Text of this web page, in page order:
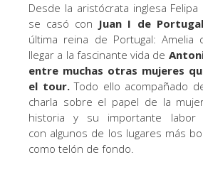
Desde la aristócrata inglesa
se casó con Juan I de Portugal
última reina de Portugal: Amelia
llegar a la fascinante vida de
entre muchas otras mujeres
el tour.​Todo ello acompañado
charla sobre el papel de la
historia y su importante
con algunos de los lugares más
como telón de fondo.